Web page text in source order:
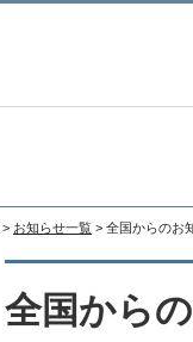
> お知らせ一覧 > 全国からのお
全国から